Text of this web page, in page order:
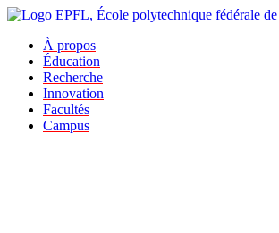
À propos
Éducation
Recherche
Innovation
Facultés
Campus